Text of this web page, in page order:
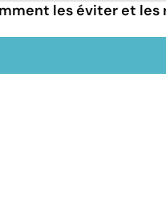
les éviter et les